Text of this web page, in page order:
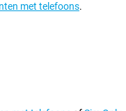
met telefoons.